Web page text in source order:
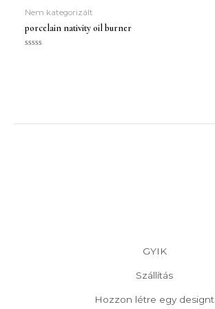
Nem kategorizált
porcelain nativity oil burner
GYIK
Szállítás
Hozzon létre egy designt